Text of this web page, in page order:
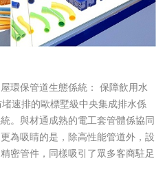
環保管道生態係統： 保障飲用水
速排的歐標墅級中央集成排水係
。與材通成熟的電工套管體係協同
為吸睛的是，除高性能管道外，設
密管件，同樣吸引了眾多客商駐足